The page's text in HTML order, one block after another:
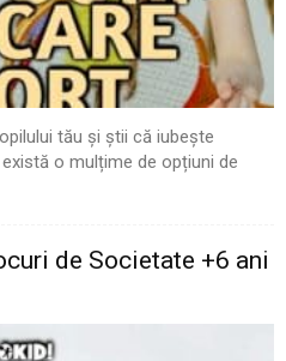
tău și știi că iubește
o mulțime de opțiuni de
de Societate +6 ani